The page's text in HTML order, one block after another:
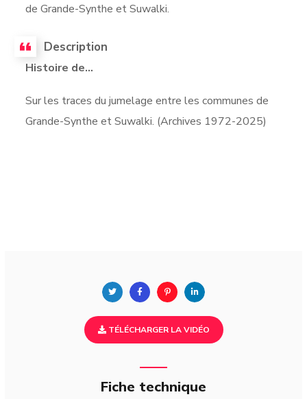
de Grande-Synthe et Suwalki.
Description
Histoire de...
Sur les traces du jumelage entre les communes de
Grande-Synthe et Suwalki. (Archives 1972-2025)
TÉLÉCHARGER LA VIDÉO
Fiche technique